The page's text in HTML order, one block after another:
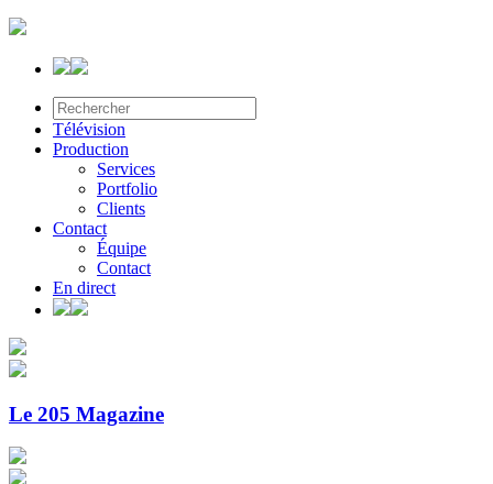
Télévision
Production
Services
Portfolio
Clients
Contact
Équipe
Contact
En direct
Le 205 Magazine